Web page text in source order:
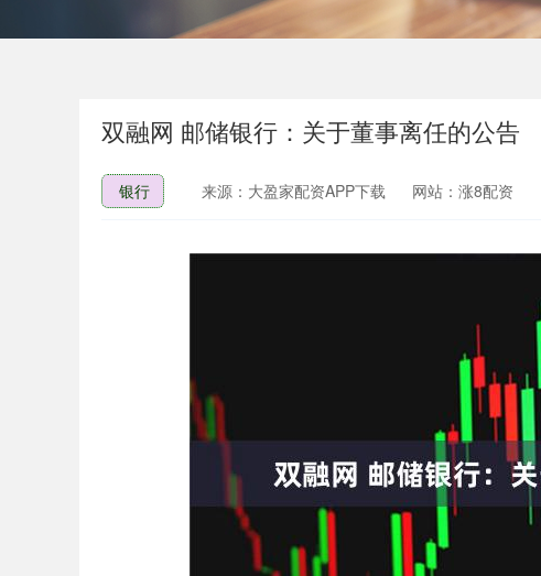
双融网 邮储银行：关于董事离任的公告
银行 来源：大盈家配资APP下载 网站：涨8配资